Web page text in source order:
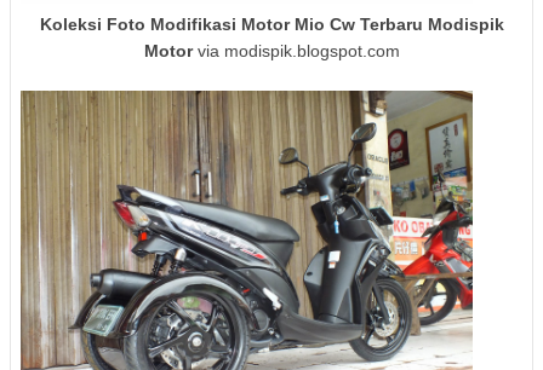
Koleksi Foto Modifikasi Motor Mio Cw Terbaru Modispik
Motorvia modispik.blogspot.com